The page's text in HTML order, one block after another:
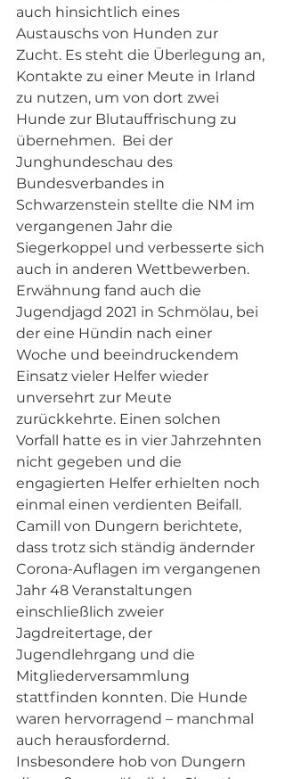
auch hinsichtlich eines
Austauschs von Hunden zur
Zucht. Es steht die Überlegung an,
Kontakte zu einer Meute in Irland
zu nutzen, um von dort zwei
Hunde zur Blutauffrischung zu
übernehmen.  Bei der
Junghundeschau des
Bundesverbandes in
Schwarzenstein stellte die NM im
vergangenen Jahr die
Siegerkoppel und verbesserte sich
auch in anderen Wettbewerben.
Erwähnung fand auch die
Jugendjagd 2021 in Schmölau, bei
der eine Hündin nach einer
Woche und beeindruckendem
Einsatz vieler Helfer wieder
unversehrt zur Meute
zurückkehrte. Einen solchen
Vorfall hatte es in vier Jahrzehnten
nicht gegeben und die
engagierten Helfer erhielten noch
einmal einen verdienten Beifall.
Camill von Dungern berichtete,
dass trotz sich ständig ändernder
Corona-Auflagen im vergangenen
Jahr 48 Veranstaltungen
einschließlich zweier
Jagdreitertage, der
Jugendlehrgang und die
Mitgliederversammlung
stattfinden konnten. Die Hunde
waren hervorragend – manchmal
auch herausfordernd.
Insbesondere hob von Dungern